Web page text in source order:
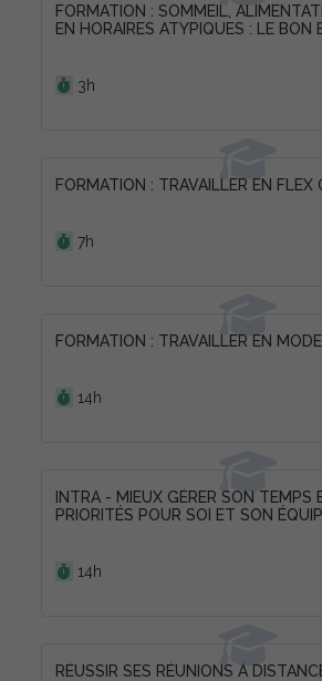
FORMATION : SOMMEIL,
EN HORAIRES ATYPIQUES : LE BON
3h
FORMATION : TRAVAILLER EN FLEX
7h
FORMATION : TRAVAILLER EN
14h
INTRA - MIEUX GÉRER SON TEMPS
PRIORITÉS POUR SOI ET SON
14h
RÉUSSIR SES RÉUNIONS À